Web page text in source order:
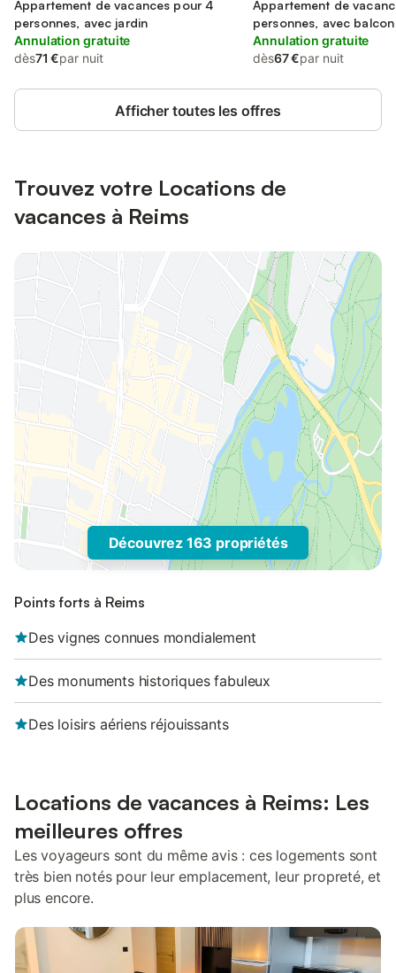
Appartement de vacances pour 4
personnes, avec jardin
Annulation gratuite
dès71 €par nuit
Appartement de
personnes, avec balcon
Annulation gratuite
dès67 €par nuit
Afficher toutes les offres
Trouvez votre Locations de
vacances à Reims
Découvrez 163 propriétés
Points forts à Reims
Des vignes connues mondialement
Des monuments historiques fabuleux
Des loisirs aériens réjouissants
Locations de vacances à Reims: Les
meilleures offres
Les voyageurs sont du même avis : ces logements sont
très bien notés pour leur emplacement, leur propreté, et
plus encore.